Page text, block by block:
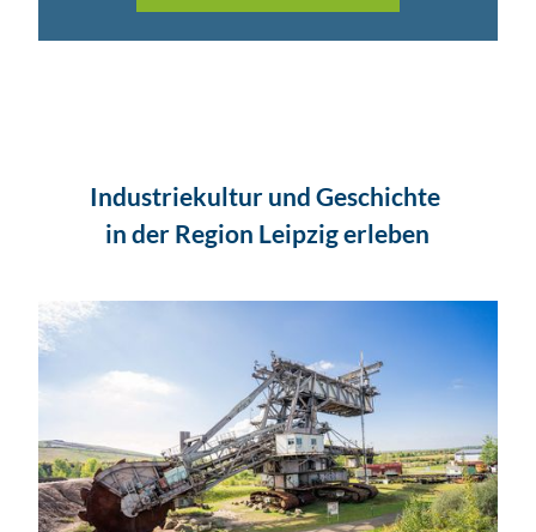
Industriekultur und Geschichte
in der Region Leipzig erleben